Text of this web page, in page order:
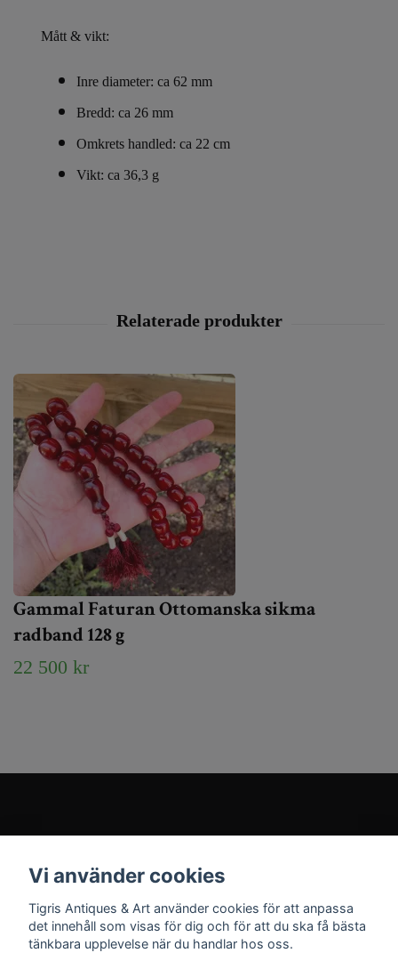
Mått & vikt:
Inre diameter: ca 62 mm
Bredd: ca 26 mm
Omkrets handled: ca 22 cm
Vikt: ca 36,3 g
Gammal Faturan Ottomanska sikma
radband 128 g
22 500 kr
Sociala medier
Vi använder cookies
Tigris Antiques & Art använder cookies för att anpassa
det innehåll som visas för dig och för att du ska få bästa
tänkbara upplevelse när du handlar hos oss.